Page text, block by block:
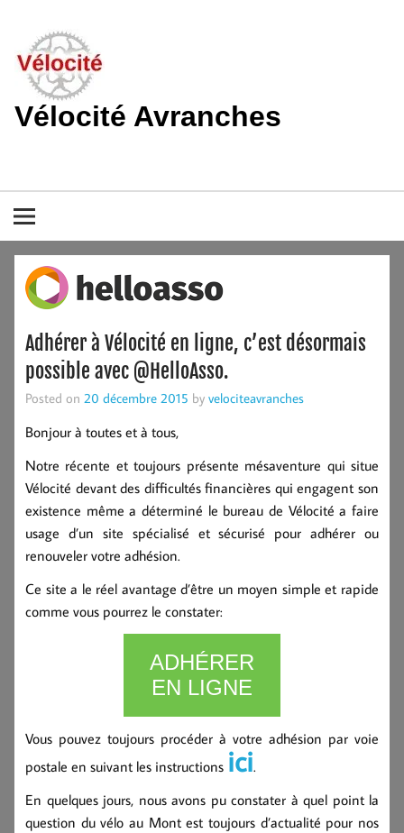
content
Vélocité Avranches
Adhérer à Vélocité en ligne, c’est désormais
possible avec @HelloAsso.
Posted on 20 décembre 2015 by velociteavranches
Bonjour à toutes et à tous,
Notre récente et toujours présente mésaventure qui situe
Vélocité devant des difficultés financières qui engagent son
existence même a déterminé le bureau de Vélocité a faire
usage d’un site spécialisé et sécurisé pour adhérer ou
renouveler votre adhésion.
Ce site a le réel avantage d’être un moyen simple et rapide
comme vous pourrez le constater:
ADHÉRER
EN LIGNE
Vous pouvez toujours procéder à votre adhésion par voie
postale en suivant les instructions ici.
En quelques jours, nous avons pu constater à quel point la
question du vélo au Mont est toujours d’actualité pour nos